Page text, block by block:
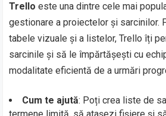
Trello este una dintre cele mai
gestionare a proiectelor și sarcinilor.
tabele vizuale și a listelor, Trello îți
sarcinile și să le împărtășești cu
modalitate eficientă de a urmări
Cum te ajută: Poți crea liste de